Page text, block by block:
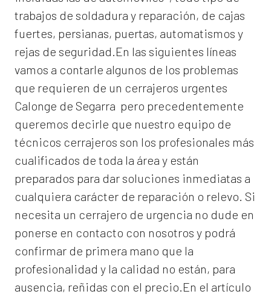
trabajos de soldadura y reparación, de cajas
fuertes, persianas, puertas, automatismos y
rejas de seguridad.En las siguientes líneas
vamos a contarle algunos de los problemas
que requieren de un cerrajeros urgentes
Calonge de Segarra pero precedentemente
queremos decirle que nuestro equipo de
técnicos cerrajeros son los profesionales más
cualificados de toda la área y están
preparados para dar soluciones inmediatas a
cualquiera carácter de reparación o relevo. Si
necesita un cerrajero de urgencia no dude en
ponerse en contacto con nosotros y podrá
confirmar de primera mano que la
profesionalidad y la calidad no están, para
ausencia, reñidas con el precio.En el artículo